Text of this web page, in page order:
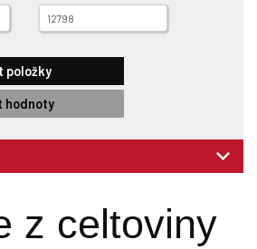
hodnoty
z celtoviny